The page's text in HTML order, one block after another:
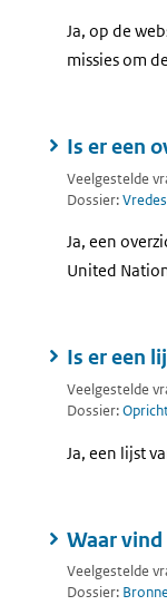
Ja, op de
missies om
Is er een
Veelgestelde
Dossier:
Ja, een
United
Is er een
Veelgestelde
Dossier:
Ja, een lijst
Waar
Veelgestelde
Dossier: